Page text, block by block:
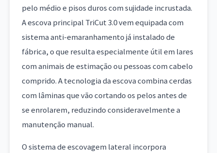
pelo médio e pisos duros com sujidade incrustada.
A escova principal TriCut 3.0 vem equipada com
sistema anti-emaranhamento já instalado de
fábrica, o que resulta especialmente útil em lares
com animais de estimação ou pessoas com cabelo
comprido. A tecnologia da escova combina cerdas
com lâminas que vão cortando os pelos antes de
se enrolarem, reduzindo consideravelmente a
manutenção manual.
O sistema de escovagem lateral incorpora